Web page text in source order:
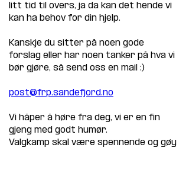
litt tid til overs, ja da kan det hende vi
kan ha behov for din hjelp.
Kanskje du sitter på noen gode
forslag eller har noen tanker på hva vi
bør gjøre, så send oss en mail :)
post@frp.sandefjord.no
Vi håper å høre fra deg, vi er en fin
gjeng med godt humør.
Valgkamp skal være spennende og gøy